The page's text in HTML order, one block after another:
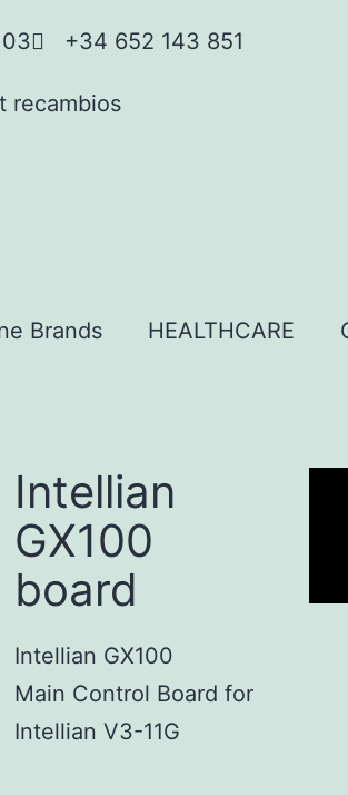
+34 652 143 851
Brands HEALTHCARE
Intellian
GX100
board
Intellian GX100
Main Control Board for
Intellian V3-11G